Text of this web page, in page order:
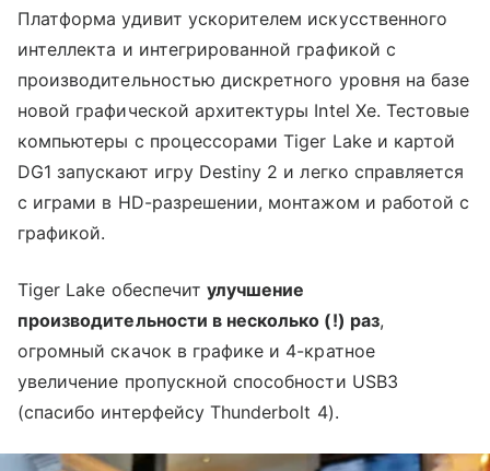
Платформа удивит ускорителем искусственного
интеллекта и интегрированной графикой с
производительностью дискретного уровня на базе
новой графической архитектуры Intel Xe. Тестовые
компьютеры с процессорами Tiger Lake и картой
DG1 запускают игру Destiny 2 и легко справляется
с играми в HD-разрешении, монтажом и работой с
графикой.
Tiger Lake обеспечитулучшение
производительности в несколько (!) раз,
огромный скачок в графике и 4-кратное
увеличение пропускной способности USB3
(спасибо интерфейсу Thunderbolt 4).